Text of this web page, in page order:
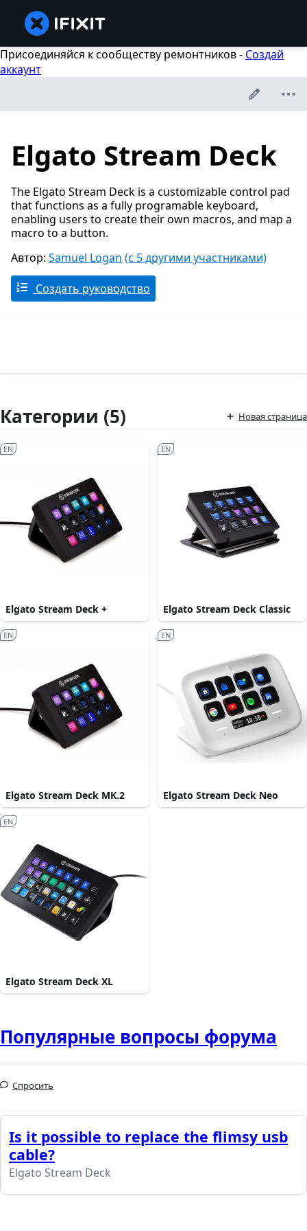
Присоединяйся к сообществу ремонтников - Создай
аккаунт
Elgato Stream Deck
The Elgato Stream Deck is a customizable control pad
that functions as a fully programable keyboard,
enabling users to create their own macros, and map a
macro to a button.
Автор: Samuel Logan (с 5 другими участниками)
Создать руководство
Категории (5) Новая страница
Elgato Stream Deck +
EN
Elgato Stream Deck Classic
EN
Elgato Stream Deck MK.2
EN
Elgato Stream Deck Neo
EN
Elgato Stream Deck XL
EN
Популярные вопросы форума
Спросить
Is it possible to replace the flimsy usb
cable?
Elgato Stream Deck